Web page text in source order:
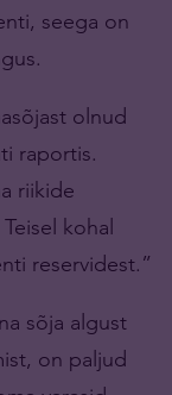
seega on
olnud
raportis.
riikide
kohal
reservidest.”
sõja algust
on paljud